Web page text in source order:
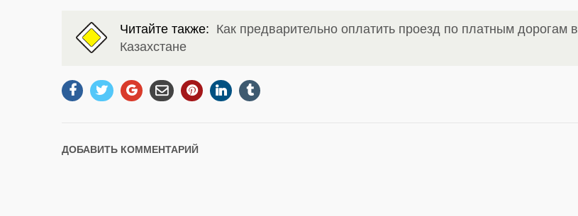
Читайте также: Как предварительно оплатить проезд по платным дорогам в
Казахстане
ДОБАВИТЬ КОММЕНТАРИЙ